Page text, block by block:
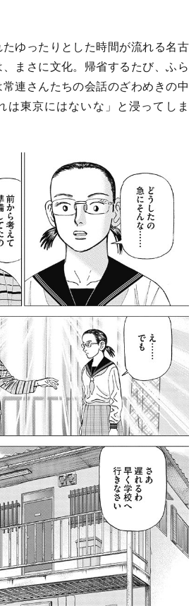
ゆったりとした時間が流れる名古
まさに文化。帰省するたび、ふら
連さんたちの会話のざわめきの中
は東京にはないな」と浸ってしま